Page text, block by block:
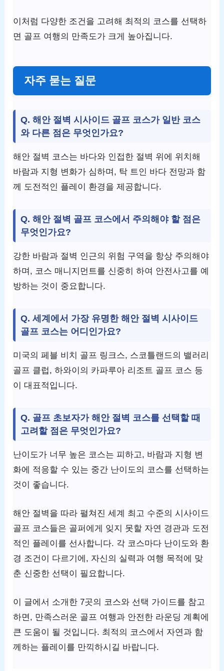
이처럼 다양한 조건을 고려해 최적의 코스를 선택하
면 골프 여행의 만족도가 크게 높아집니다.
자주 묻는 질문
Q. 해안 절벽 시사이드 골프 코스가 일반 코스
와 다른 점은 무엇인가요?
해안 절벽 코스는 바다와 인접한 절벽 위에 위치해
바람과 지형 변화가 심하며, 탁 트인 바다 전망과 함
께 도전적인 플레이 환경을 제공합니다.
Q. 해안 절벽 골프 코스에서 주의해야 할 점은
무엇인가요?
강한 바람과 절벽 인근의 위험 구역을 항상 주의해야
하며, 코스 매니지먼트를 신중히 하여 안전사고를 예
방하는 것이 중요합니다.
Q. 세계에서 가장 유명한 해안 절벽 시사이드
골프 코스는 어디인가요?
미국의 페블 비치 골프 링크스, 스코틀랜드의 밸러리
골프 클럽, 하와이의 카파루아 리조트 골프 코스 등
이 대표적입니다.
Q. 골프 초보자가 해안 절벽 코스를 선택할 때
고려할 점은 무엇인가요?
난이도가 너무 높은 코스는 피하고, 바람과 지형 변
화에 적응할 수 있는 중간 난이도의 코스를 선택하는
것이 좋습니다.
해안 절벽을 따라 펼쳐진 세계 최고 수준의 시사이드
골프 코스들은 골퍼에게 잊지 못할 자연 경관과 도전
적인 플레이를 선사합니다. 각 코스마다 난이도와 환
경 조건이 다르기에, 자신의 실력과 여행 목적에 맞
춘 신중한 선택이 필요합니다.
이 글에서 소개한 7곳의 코스와 선택 가이드를 참고
하면, 만족스러운 골프 여행과 안전한 라운딩 계획에
큰 도움이 될 것입니다. 최적의 코스에서 자연과 함
께하는 플레이를 만끽하시길 바랍니다.